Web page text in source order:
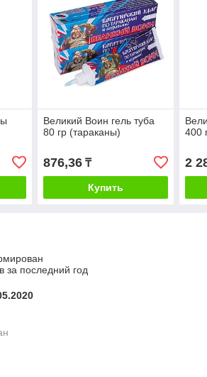
Великий Воин гель туба
80 гр (тараканы)
876,36₸
Купить
400
2
за последний год